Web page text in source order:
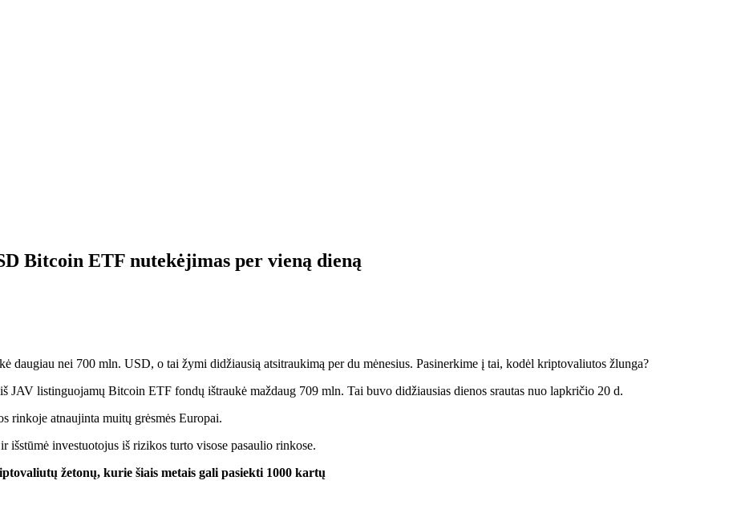
Bitcoin ETF nutekėjimas per vieną dieną
daugiau nei 700 mln. USD, o tai žymi didžiausią atsitraukimą per du mėnesius. Pasinerkime į tai, kodėl kriptovaliutos žlunga?
JAV listinguojamų Bitcoin ETF fondų ištraukė maždaug 709 mln. Tai buvo didžiausias dienos srautas nuo lapkričio 20 d.
rinkoje atnaujinta muitų grėsmės Europai.
investuotojus iš rizikos turto visose pasaulio rinkose.
žetonų, kurie šiais metais gali pasiekti 1000 kartų